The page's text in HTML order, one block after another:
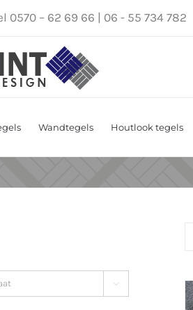
0570 – 62 69 66 | 06 - 55 734 782
Wandtegels Houtlook tegels
